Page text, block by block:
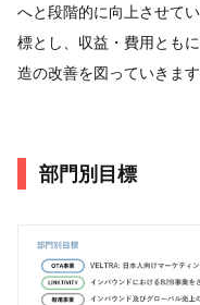
へと段階的に向上させて
標とし、収益・費用とも
造の改善を図っていきます
部門別目標